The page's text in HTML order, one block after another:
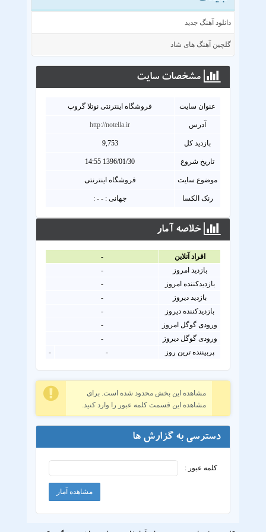
دانلود آهنگ جدید
گلچین آهنگ های شاد
مشخصات سايت
عنوان سايت فروشگاه اینترنتی نوتلا گروپ
آدرس http://notella.ir
بازدید کل 9,753
تاریخ شروع 1396/01/30 14:55
موضوع سایت فروشگاه اینترنتی
رنک الکسا جهانی : - - :
خلاصه آمار
افراد آنلاين
-
بازدید امروز
-
بازدیدکننده امروز
-
بازدید دیروز
-
بازدیدکننده دیروز
-
ورودی گوگل امروز
-
ورودی گوگل دیروز
-
پربیننده ترین روز
-
-
مشاهده این بخش محدود شده است. برای
مشاهده این قسمت کلمه عبور را وارد کنید.
دسترسی به گزارش ها
کلمه عبور :